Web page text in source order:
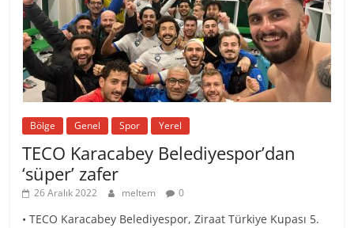
Bölge Genel Spor Yerel
TECO Karacabey Belediyespor’dan
‘süper’ zafer
26 Aralık 2022 meltem 0
• TECO Karacabey Belediyespor, Ziraat Türkiye Kupası 5.